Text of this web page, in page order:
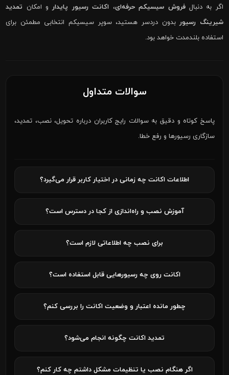
اگر به دنبالفروش سیسیکم حرفه‌ای، اکانت رسیور پایدارو امکان تمدید
شیرینگ رسیوربدون دردسر هستید، سوپر سیسیکم انتخابی مطمئن برای
استفاده بلندمدت خواهد بود.
سوالات متداول
پاسخ کوتاه و دقیق به سوالات رایج کاربران درباره تحویل، نصب، تمدید،
سازگاری رسیورها و رفع خطا.
اطلاعات اکانت چه زمانی در اختیار کاربر قرار می‌گیرد؟
آموزش نصب و راه‌اندازی از کجا در دسترس است؟
برای نصب چه اطلاعاتی لازم است؟
اکانت روی چه رسیورهایی قابل استفاده است؟
چطور مانده اعتبار و وضعیت اکانت را بررسی کنم؟
تمدید اکانت چگونه انجام می‌شود؟
اگر هنگام نصب یا تنظیمات مشکل داشتم چه کار کنم؟